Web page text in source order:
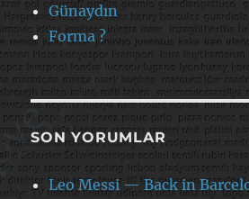
Günaydın
Forma ?
SON YORUMLAR
Leo Messi — Back in